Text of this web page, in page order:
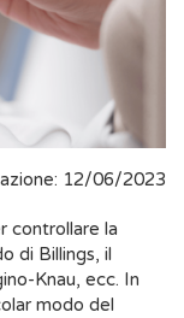
12/06/2023
controllare la
di Billings, il
Knau, ecc. In
modo del